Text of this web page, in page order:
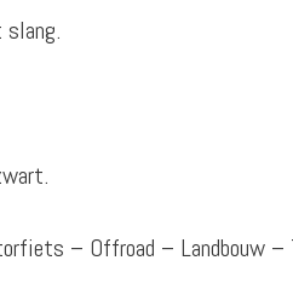
slang.
– Offroad – Landbouw –